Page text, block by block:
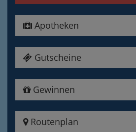
Apotheken
Gutscheine
Gewinnen
Routenplan